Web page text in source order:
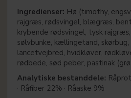
Ingredienser: Hø (timothy,
rajgræs, rødsvingel, blægræs,
krybende rødsvingel, tysk
sølvbunke, kællingetand,
lancetvejbred, hvidkløver,
rødbede, sød peber, pastinak
Analytiske bestanddele:
· Råfiber 22% · Råaske 9%